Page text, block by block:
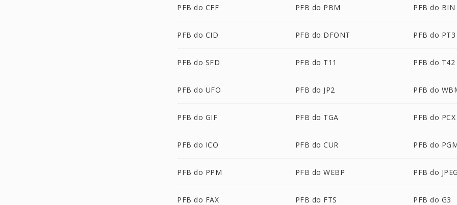
PFB do CFF PFB do PBM PFB do BIN
PFB do CID PFB do DFONT PFB do PT3
PFB do SFD PFB do T11 PFB do T42
PFB do UFO PFB do JP2 PFB do
PFB do GIF PFB do TGA PFB do PCX
PFB do ICO PFB do CUR PFB do
PFB do PPM PFB do WEBP PFB do
PFB do FAX PFB do FTS PFB do G3